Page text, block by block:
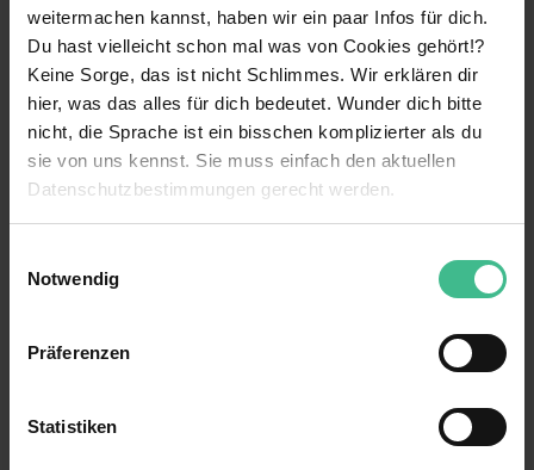
weitermachen kannst, haben wir ein paar Infos für dich.
Du hast vielleicht schon mal was von Cookies gehört!?
Keine Sorge, das ist nicht Schlimmes. Wir erklären dir
hier, was das alles für dich bedeutet. Wunder dich bitte
nicht, die Sprache ist ein bisschen komplizierter als du
sie von uns kennst. Sie muss einfach den aktuellen
Datenschutzbestimmungen gerecht werden.
Benutzung der Webseite getroffenen Einstellungen zu
Webseite zu analysieren („Statistiken“), um
Informationen zu deiner Verwendung unserer Website an
Notwendig
Präferenzen
Statistiken
Kunden über die gesamte Prozesskette von der
Analyse der strategischen Auswirkungen auf das
Geschäftsmodell bis hin zur Umsetzung in der
Gesamtbank inklusive der IT-Infrastruktur.
Vielfalt– Du unterstützt uns bei
Datenauswertungen und der Aufarbeitung von
Fachthemen. Gleichzeitig lernst du die Kredit-,
Risikomanagement- und Handelsbereiche unserer
international agierenden Kunden kennen und hilfst
bei der Sicherstellung angemessener Prozesse im
Front-, Middle- und Backoffice.
Projektarbeit eingebunden und bekommst
weiterlesen
Benefits
Eigener Arbeitsplatz
Einführungsveranstaltung
Kontaktperson